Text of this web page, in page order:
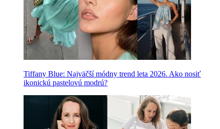
Tiffany Blue: Najväčší módny trend leta 2026. Ako nosiť
ikonickú pastelovú modrú?